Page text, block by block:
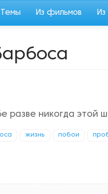
Темы Из фильмов Из
разве никогда этой
жизнь побои